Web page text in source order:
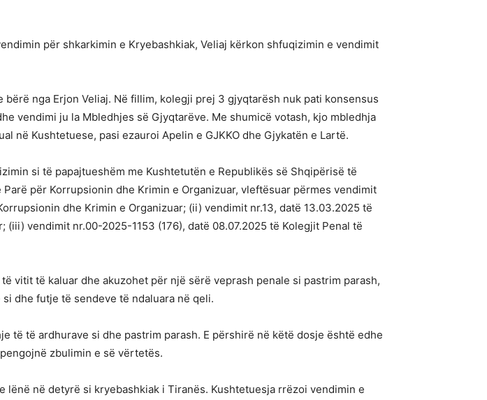
për shkarkimin e Kryebashkiak, Veliaj kërkon shfuqizimin e vendimit
nga Erjon Veliaj. Në fillim, kolegji prej 3 gjyqtarësh nuk pati konsensus
vendimi ju la Mbledhjes së Gjyqtarëve. Me shumicë votash, kjo mbledhja
në Kushtetuese, pasi ezauroi Apelin e GJKKO dhe Gjykatën e Lartë.
si të papajtueshëm me Kushtetutën e Republikës së Shqipërisë të
për Korrupsionin dhe Krimin e Organizuar, vleftësuar përmes vendimit
dhe Krimin e Organizuar; (ii) vendimit nr.13, datë 13.03.2025 të
vendimit nr.00-2025-1153 (176), datë 08.07.2025 të Kolegjit Penal të
vitit të kaluar dhe akuzohet për një sërë veprash penale si pastrim parash,
dhe futje të sendeve të ndaluara në qeli.
të të ardhurave si dhe pastrim parash. E përshirë në këtë dosje është edhe
zbulimin e së vërtetës.
në detyrë si kryebashkiak i Tiranës. Kushtetuesja rrëzoi vendimin e